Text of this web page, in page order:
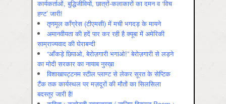
कार्यकर्ताओं, बुद्धिजीवियों, छात्रों-कलाकारों का दमन व ‘विच
हण्ट’ जारी!
तृणमूल काँग्रेस (टीएमसी) में मची भगदड़ के मायने
अमानवीयता की हदें पार कर रही है क्यूबा में अमेरिकी
साम्राज्यवाद की घेराबन्दी
“आँकड़े छिपाओ, बेरोज़गारी भगाओ!” बेरोज़गारी से लड़ने
का मोदी सरकार का नायाब नुस्ख़ा
विशाखापट्टनम स्टील प्लाण्ट से लेकर सूरत के सेप्टिक
टैंक तक कार्यस्थल पर मज़दूरों की मौतों का सिलसिला
बदस्तूर जारी है!